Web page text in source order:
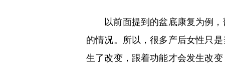
以前面提到的盆底康复为例，
的情况。所以，很多产后女性只
生了改变，跟着功能才会发生改